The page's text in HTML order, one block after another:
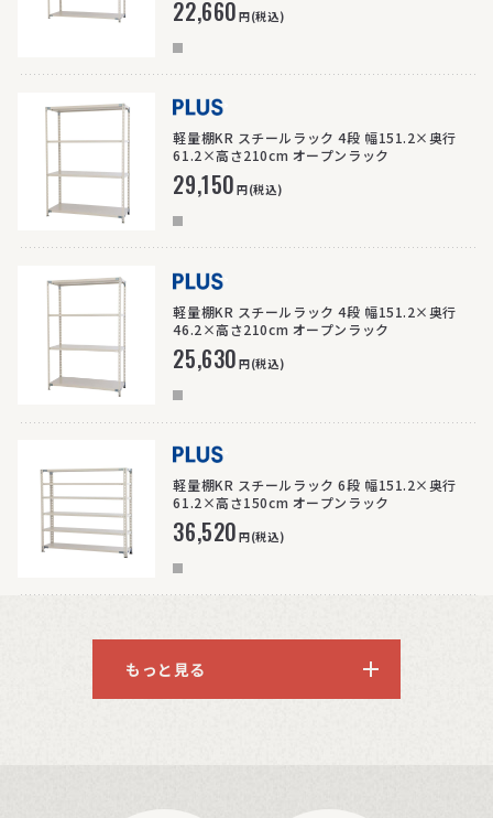
22,660円(税込)
>
軽量棚KR スチールラック 4段 幅151.2×奥行
61.2×高さ210cm オープンラック
29,150円(税込)
>
軽量棚KR スチールラック 4段 幅151.2×奥行
46.2×高さ210cm オープンラック
25,630円(税込)
>
軽量棚KR スチールラック 6段 幅151.2×奥行
61.2×高さ150cm オープンラック
36,520円(税込)
もっと見る